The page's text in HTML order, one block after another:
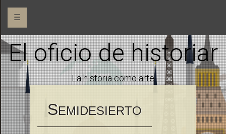
☰
El oficio de historiar
La historia como arte
SEMIDESIERTO